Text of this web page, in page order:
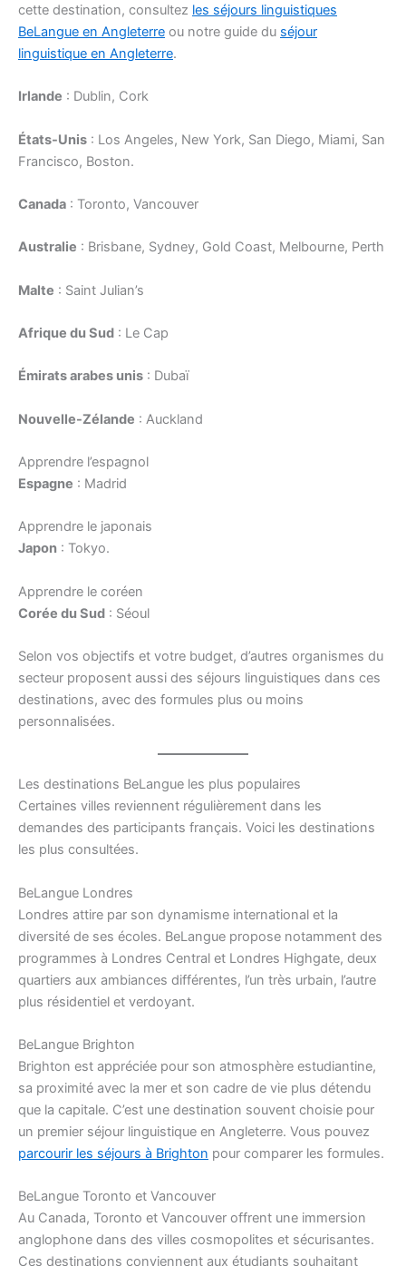
cette destination, consultez les séjours linguistiques
BeLangue en Angleterre ou notre guide du séjour
linguistique en Angleterre.
Irlande : Dublin, Cork
États-Unis : Los Angeles, New York, San Diego, Miami, San
Francisco, Boston.
Canada : Toronto, Vancouver
Australie : Brisbane, Sydney, Gold Coast, Melbourne, Perth
Malte : Saint Julian’s
Afrique du Sud : Le Cap
Émirats arabes unis : Dubaï
Nouvelle-Zélande : Auckland
Apprendre l’espagnol
Espagne : Madrid
Apprendre le japonais
Japon : Tokyo.
Apprendre le coréen
Corée du Sud : Séoul
Selon vos objectifs et votre budget, d’autres organismes du
secteur proposent aussi des séjours linguistiques dans ces
destinations, avec des formules plus ou moins
personnalisées.
Les destinations BeLangue les plus populaires
Certaines villes reviennent régulièrement dans les
demandes des participants français. Voici les destinations
les plus consultées.
BeLangue Londres
Londres attire par son dynamisme international et la
diversité de ses écoles. BeLangue propose notamment des
programmes à Londres Central et Londres Highgate, deux
quartiers aux ambiances différentes, l’un très urbain, l’autre
plus résidentiel et verdoyant.
BeLangue Brighton
Brighton est appréciée pour son atmosphère estudiantine,
sa proximité avec la mer et son cadre de vie plus détendu
que la capitale. C’est une destination souvent choisie pour
un premier séjour linguistique en Angleterre. Vous pouvez
parcourir les séjours à Brighton pour comparer les formules.
BeLangue Toronto et Vancouver
Au Canada, Toronto et Vancouver offrent une immersion
anglophone dans des villes cosmopolites et sécurisantes.
Ces destinations conviennent aux étudiants souhaitant